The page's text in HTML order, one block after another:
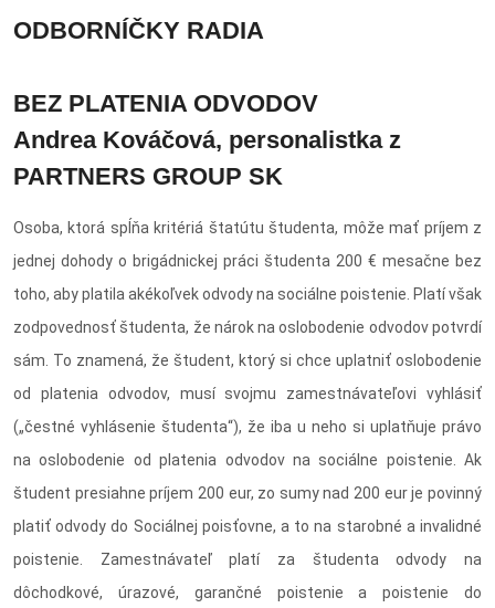
ODBORNÍČKY RADIA
BEZ PLATENIA ODVODOV
Andrea Kováčová, personalistka z
PARTNERS GROUP SK
Osoba, ktorá spĺňa kritériá štatútu študenta, môže mať príjem z
jednej dohody o brigádnickej práci študenta 200 € mesačne bez
toho, aby platila akékoľvek odvody na sociálne poistenie. Platí však
zodpovednosť študenta, že nárok na oslobodenie odvodov potvrdí
sám. To znamená, že študent, ktorý si chce uplatniť oslobodenie
od platenia odvodov, musí svojmu zamestnávateľovi vyhlásiť
(„čestné vyhlásenie študenta“), že iba u neho si uplatňuje právo
na oslobodenie od platenia odvodov na sociálne poistenie. Ak
študent presiahne príjem 200 eur, zo sumy nad 200 eur je povinný
platiť odvody do Sociálnej poisťovne, a to na starobné a invalidné
poistenie. Zamestnávateľ platí za študenta odvody na
dôchodkové, úrazové, garančné poistenie a poistenie do